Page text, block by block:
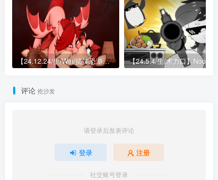
【24.12.24/生/Win/搞笑恐游】DelikesProject两部曲（雾云的冒险&“猩红黎明”）
评论 抢沙发
请登录后发表评论
登录 注册
社交账号登录